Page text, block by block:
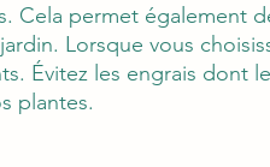
Cela permet également
Lorsque vous
Évitez les engrais dont
plantes.